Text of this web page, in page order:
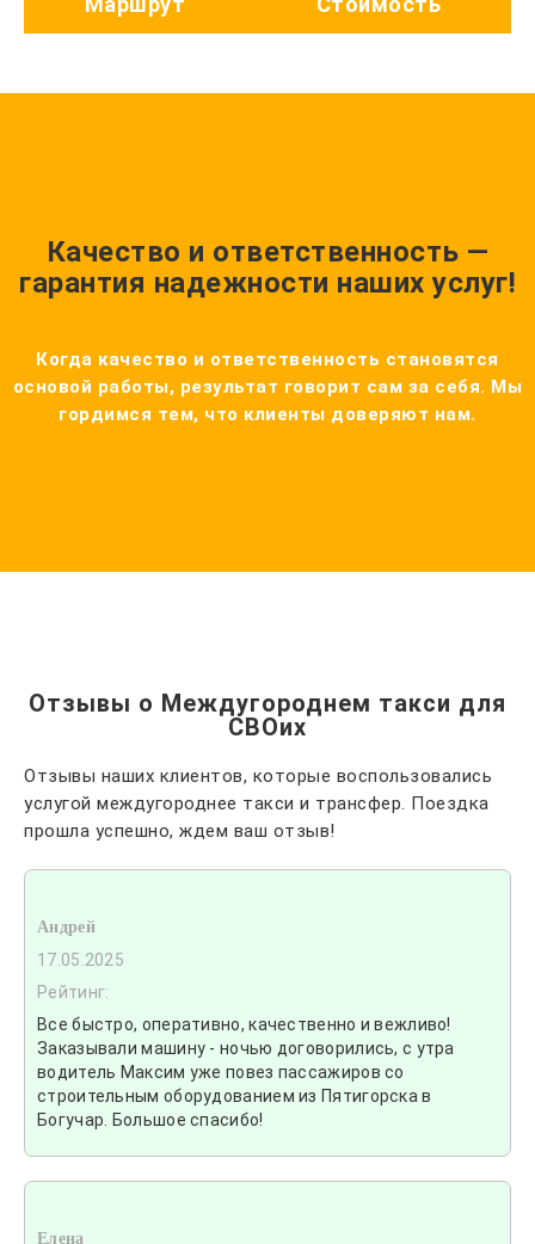
Качество и ответственность —
гарантия надежности наших услуг!
Когда качество и ответственность становятся
основой работы, результат говорит сам за себя. Мы
гордимся тем, что клиенты доверяют нам.
Отзывы о Междугороднем такси для
СВОих
Отзывы наших клиентов, которые воспользовались
услугой междугороднее такси и трансфер. Поездка
прошла успешно, ждем ваш отзыв!
Андрей
17.05.2025
Рейтинг:
Все быстро, оперативно, качественно и вежливо!
Заказывали машину - ночью договорились, с утра
водитель Максим уже повез пассажиров со
строительным оборудованием из Пятигорска в
Богучар. Большое спасибо!
Елена